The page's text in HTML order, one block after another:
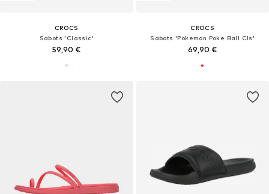
CROCS
Sabots 'Classic'
59,90 €
CROCS
Sabots 'Pokemon Poke Ball Cls'
69,90 €